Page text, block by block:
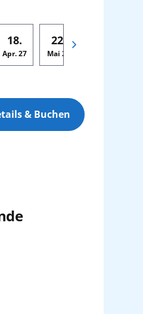
18.
Apr. 27
22.
Mai 27
& Buchen